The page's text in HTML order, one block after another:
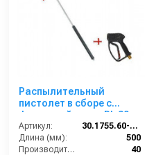
Распылительный
пистолет в сборе с
форсункой курок RL 30
М22х1,5ш 500 мм.
(Изогнутый)
Артикул:
30.1755.60-500 ZINK PA 30
Длина (мм):
500
Производительность (л/мин):
40